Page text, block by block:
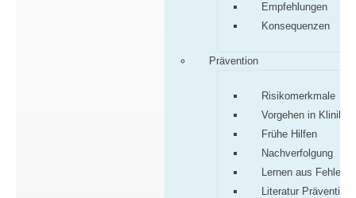
Empfehlungen
Konsequenzen
Prävention
Risikomerkmale
Vorgehen in Klinik/
Frühe Hilfen
Nachverfolgung
Lernen aus Fehlern
Literatur Prävention